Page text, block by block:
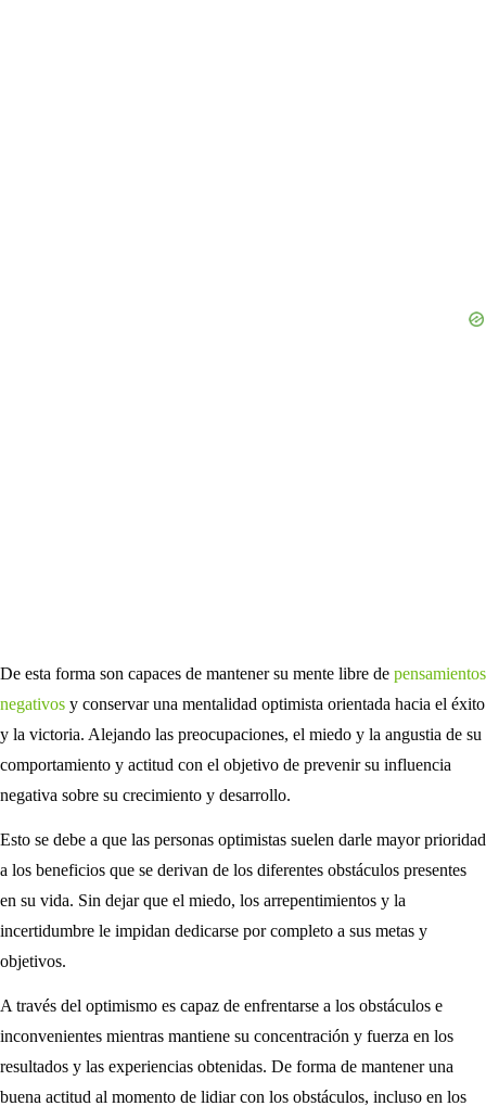
De esta forma son capaces de mantener su mente libre de pensamientos
negativos y conservar una mentalidad optimista orientada hacia el éxito
y la victoria. Alejando las preocupaciones, el miedo y la angustia de su
comportamiento y actitud con el objetivo de prevenir su influencia
negativa sobre su crecimiento y desarrollo.
Esto se debe a que las personas optimistas suelen darle mayor prioridad
a los beneficios que se derivan de los diferentes obstáculos presentes
en su vida. Sin dejar que el miedo, los arrepentimientos y la
incertidumbre le impidan dedicarse por completo a sus metas y
objetivos.
A través del optimismo es capaz de enfrentarse a los obstáculos e
inconvenientes mientras mantiene su concentración y fuerza en los
resultados y las experiencias obtenidas. De forma de mantener una
buena actitud al momento de lidiar con los obstáculos, incluso en los